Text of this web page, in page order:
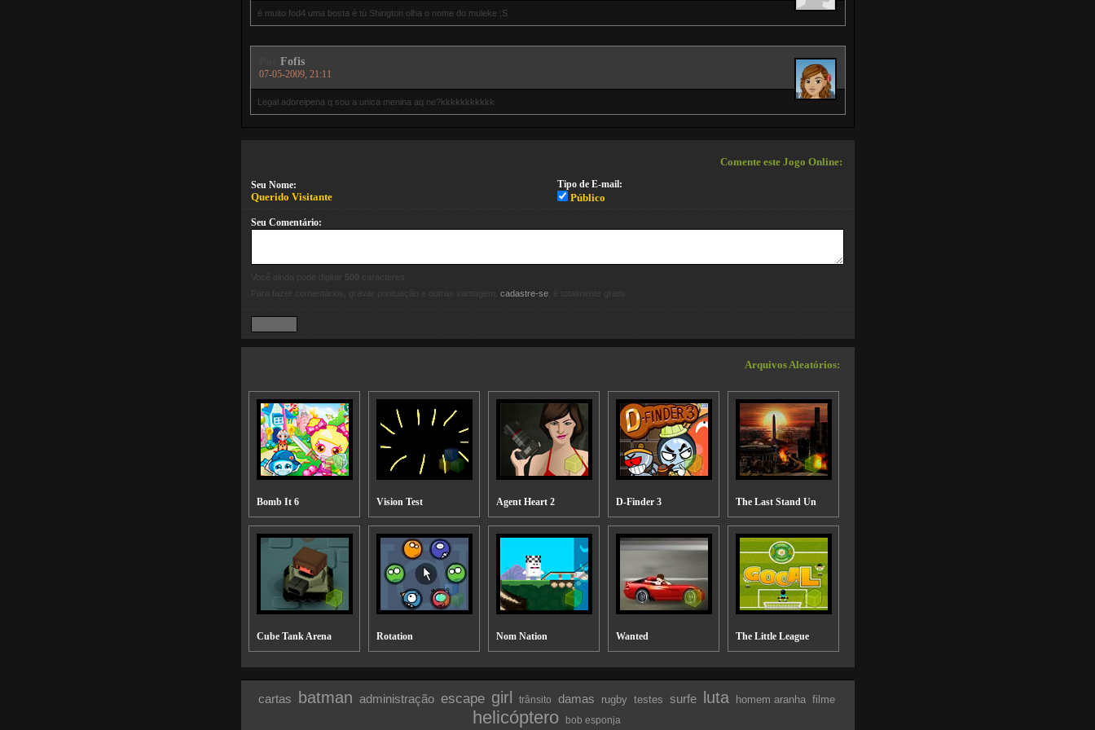
é muito fod4 uma bosta é tú Shington olha o nome do muleke ;S
Fofis
07-05-2009, 21:11
Legal adoreipena q sou a unica menina aq ne?kkkkkkkkkkk
Comente este Jogo Online:
Seu Nome:
Querido Visitante
Tipo de E-mail:
Público
Seu Comentário:
500
Para fazer comentários, gravar pontuação e outras vantagem, cadastre-se
Arquivos Aleatórios:
Bomb It 6 Vision Test Agent Heart 2 D-Finder 3 The Last Stand Un
Cube Tank Arena Rotation Nom Nation Wanted The Little League
cartas batman administração escape girl trânsito damas rugby testes surfe luta homem aranha filme
helicóptero bob esponja